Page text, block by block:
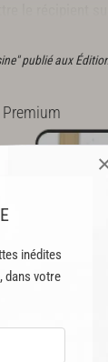
inédites
dans votre
publié aux
Premium